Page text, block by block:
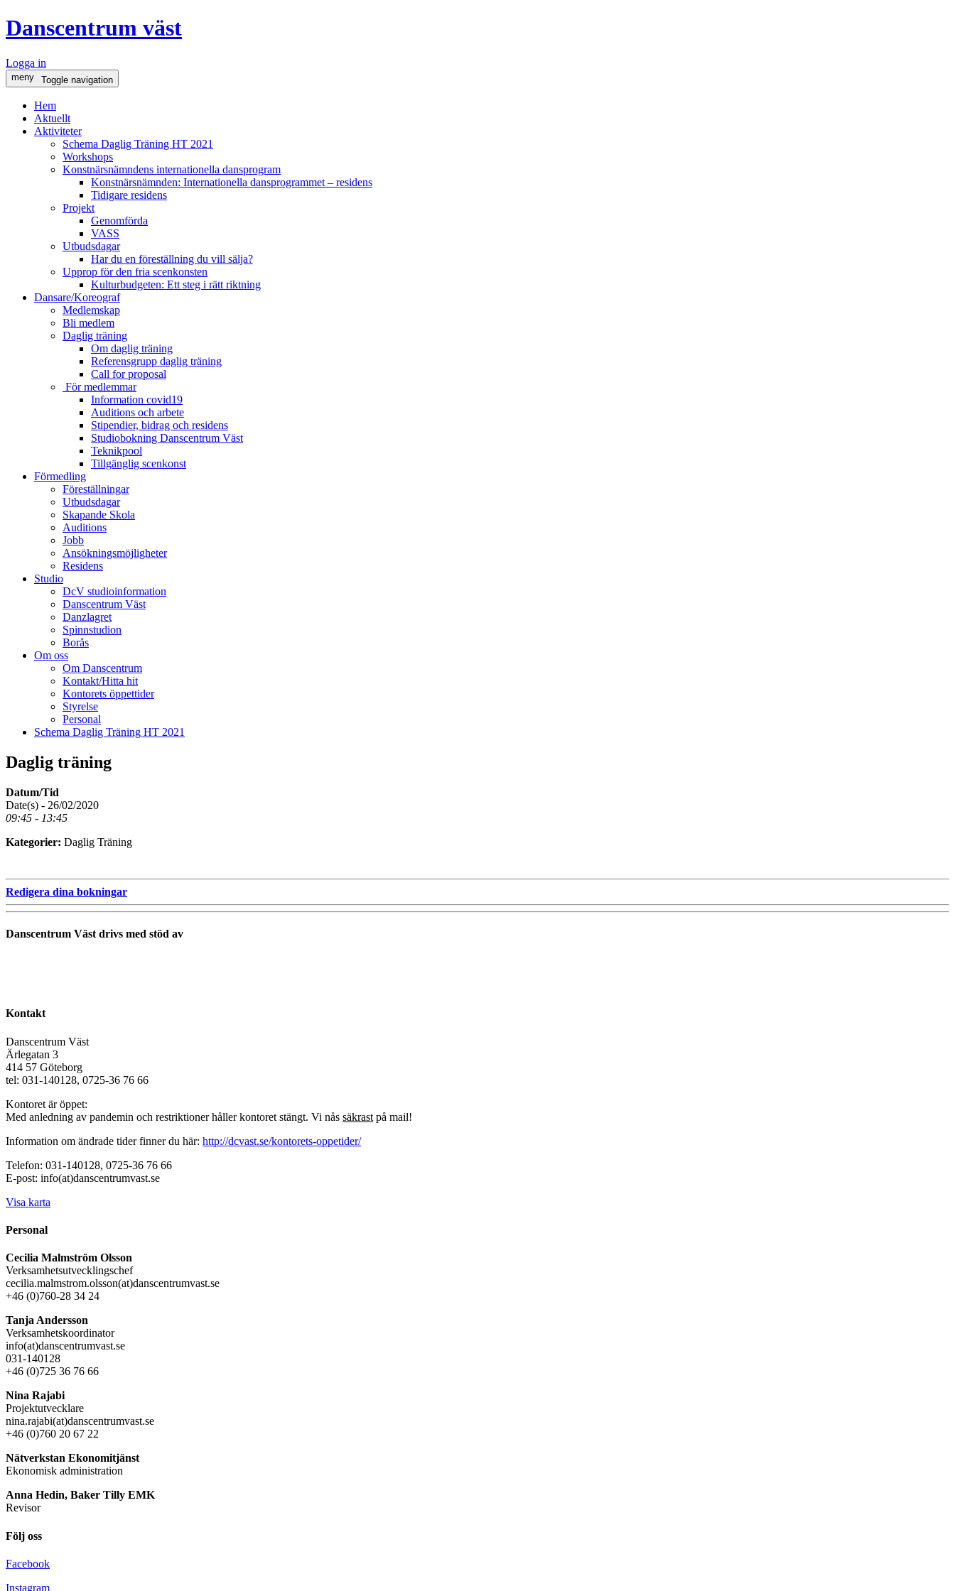
Danscentrum väst
Logga in
meny Toggle navigation
Hem
Aktuellt
Aktiviteter
Schema Daglig Träning HT 2021
Workshops
Konstnärsnämndens internationella dansprogram
Konstnärsnämnden: Internationella dansprogrammet – residens
Tidigare residens
Projekt
Genomförda
VASS
Utbudsdagar
Har du en föreställning du vill sälja?
Upprop för den fria scenkonsten
Kulturbudgeten: Ett steg i rätt riktning
Dansare/Koreograf
Medlemskap
Bli medlem
Daglig träning
Om daglig träning
Referensgrupp daglig träning
Call for proposal
För medlemmar
Information covid19
Auditions och arbete
Stipendier, bidrag och residens
Studiobokning Danscentrum Väst
Teknikpool
Tillgänglig scenkonst
Förmedling
Föreställningar
Utbudsdagar
Skapande Skola
Auditions
Jobb
Ansökningsmöjligheter
Residens
Studio
DcV studioinformation
Danscentrum Väst
Danzlagret
Spinnstudion
Borås
Om oss
Om Danscentrum
Kontakt/Hitta hit
Kontorets öppettider
Styrelse
Personal
Schema Daglig Träning HT 2021
Daglig träning
Datum/Tid
Date(s) - 26/02/2020
09:45 - 13:45
Kategorier: Daglig Träning
Redigera dina bokningar
Danscentrum Väst drivs med stöd av
Kontakt
Danscentrum Väst
Ärlegatan 3
414 57 Göteborg
tel: 031-140128, 0725-36 76 66
Kontoret är öppet:
Med anledning av pandemin och restriktioner håller kontoret stängt. Vi nås säkrast på mail!
Information om ändrade tider finner du här: http://dcvast.se/kontorets-oppetider/
Telefon: 031-140128, 0725-36 76 66
E-post: info(at)danscentrumvast.se
Visa karta
Personal
Cecilia Malmström Olsson
Verksamhetsutvecklingschef
cecilia.malmstrom.olsson(at)danscentrumvast.se
+46 (0)760-28 34 24
Tanja Andersson
Verksamhetskoordinator
info(at)danscentrumvast.se
031-140128
+46 (0)725 36 76 66
Nina Rajabi
Projektutvecklare
nina.rajabi(at)danscentrumvast.se
+46 (0)760 20 67 22
Nätverkstan Ekonomitjänst
Ekonomisk administration
Anna Hedin, Baker Tilly EMK
Revisor
Följ oss
Facebook
Instagram